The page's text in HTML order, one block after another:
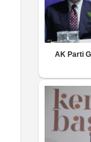
AK Parti